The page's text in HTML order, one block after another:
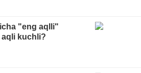
"eng aqlli"
kuchli?